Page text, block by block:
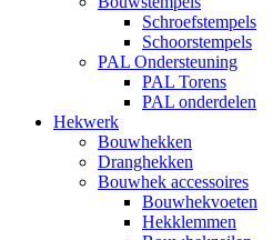
Schroefstempels
Schoorstempels
PAL Ondersteuning
PAL Torens
PAL onderdelen
Hekwerk
Bouwhekken
Dranghekken
Bouwhek accessoires
Bouwhekvoeten
Hekklemmen